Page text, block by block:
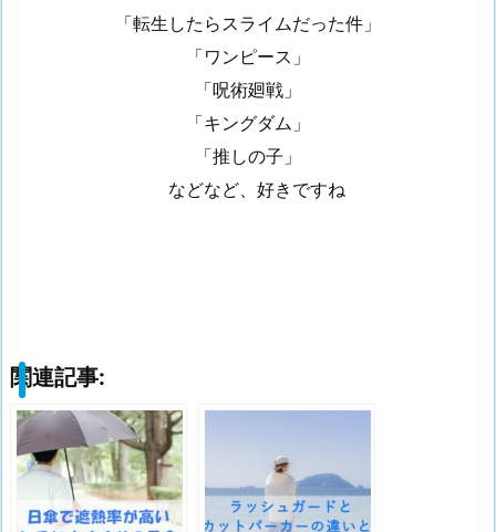
「転生したらスライムだった件」
「ワンピース」
「呪術廻戦」
「キングダム」
「推しの子」
などなど、好きですね
関連記事: